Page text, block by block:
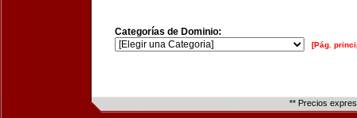
Categorías de Dominio:
[Pág.
** Precios